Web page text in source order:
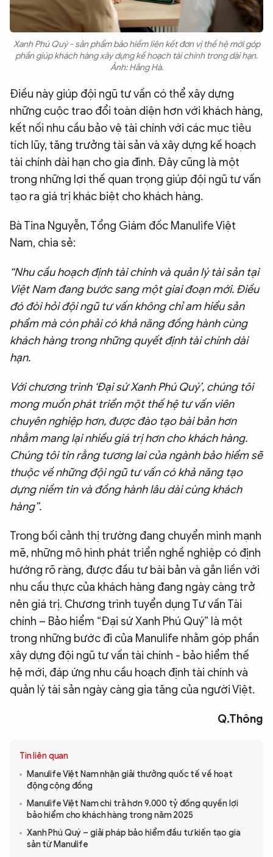
Xanh Phú Quý - sản phẩm bảo hiểm liên kết đơn vị thế hệ mới góp
phần giúp khách hàng xây dựng kế hoạch tài chính trong dài hạn.
Ảnh: Hằng Hà.
Điều này giúp đội ngũ tư vấn có thể xây dựng
những cuộc trao đổi toàn diện hơn với khách hàng,
kết nối nhu cầu bảo vệ tài chính với các mục tiêu
tích lũy, tăng trưởng tài sản và xây dựng kế hoạch
tài chính dài hạn cho gia đình. Đây cũng là một
trong những lợi thế quan trọng giúp đội ngũ tư vấn
tạo ra giá trị khác biệt cho khách hàng.
Bà Tina Nguyễn, Tổng Giám đốc Manulife Việt
Nam, chia sẻ:
“Nhu cầu hoạch định tài chính và quản lý tài sản tại
Việt Nam đang bước sang một giai đoạn mới. Điều
đó đòi hỏi đội ngũ tư vấn không chỉ am hiểu sản
phẩm mà còn phải có khả năng đồng hành cùng
khách hàng trong những quyết định tài chính dài
hạn.
Với chương trình ‘Đại sứ Xanh Phú Quý’, chúng tôi
mong muốn phát triển một thế hệ tư vấn viên
chuyên nghiệp hơn, được đào tạo bài bản hơn
nhằm mang lại nhiều giá trị hơn cho khách hàng.
Chúng tôi tin rằng tương lai của ngành bảo hiểm sẽ
thuộc về những đội ngũ tư vấn có khả năng tạo
dựng niềm tin và đồng hành lâu dài cùng khách
hàng”.
Trong bối cảnh thị trường đang chuyển mình mạnh
mẽ, những mô hình phát triển nghề nghiệp có định
hướng rõ ràng, được đầu tư bài bản và gắn liền với
nhu cầu thực của khách hàng đang ngày càng trở
nên giá trị. Chương trình tuyển dụng Tư vấn Tài
chính – Bảo hiểm “Đại sứ Xanh Phú Quý” là một
trong những bước đi của Manulife nhằm góp phần
xây dựng đội ngũ tư vấn tài chính - bảo hiểm thế
hệ mới, đáp ứng nhu cầu hoạch định tài chính và
quản lý tài sản ngày càng gia tăng của người Việt.
Q.Thông
Tin liên quan
Manulife Việt Nam nhận giải thưởng quốc tế về hoạt
động cộng đồng
Manulife Việt Nam chi trả hơn 9.000 tỷ đồng quyền lợi
bảo hiểm cho khách hàng trong năm 2025
Xanh Phú Quý – giải pháp bảo hiểm đầu tư kiến tạo gia
sản từ Manulife